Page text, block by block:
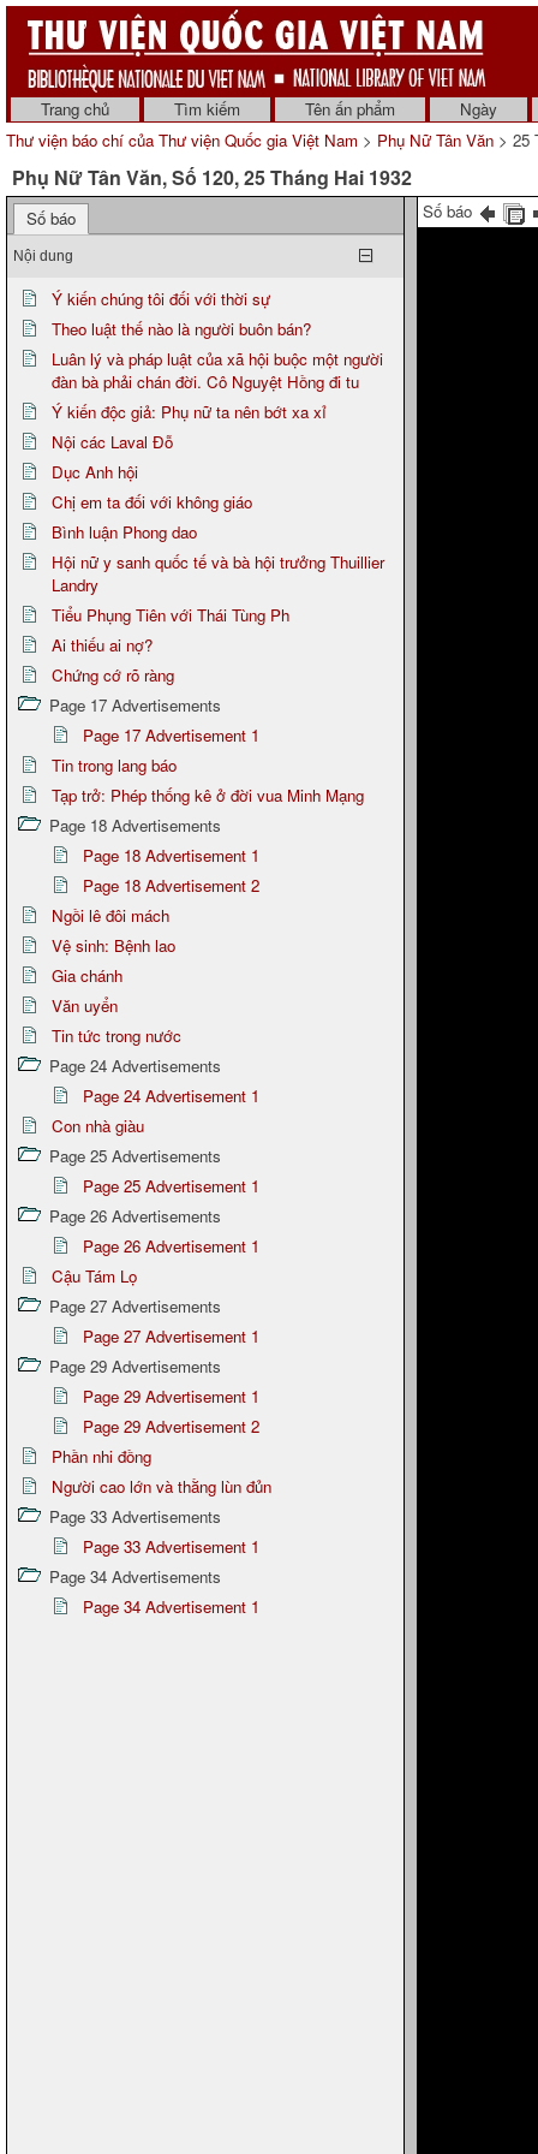
Trang chủ Tìm kiếm Tên ấn phẩm
Ngày
Thư viện báo chí của Thư viện Quốc gia Việt Nam > Phụ Nữ Tân Văn > 25
Phụ Nữ Tân Văn, Số 120, 25 Tháng Hai 1932
Số báo
Nội dung
Ý kiến chúng tôi đối với thời sự
Theo luật thế nào là người buôn bán?
Luân lý và pháp luật của xã hội buộc một người
đàn bà phải chán đời. Cô Nguyệt Hồng đi tu
Ý kiến độc giả: Phụ nữ ta nên bớt xa xỉ
Nội các Laval Đỗ
Dục Anh hội
Chị em ta đối với không giáo
Bình luận Phong dao
Hội nữ y sanh quốc tế và bà hội trưởng Thuillier
Landry
Tiểu Phụng Tiên với Thái Tùng Ph
Ai thiếu ai nợ?
Chứng cớ rõ ràng
Page 17 Advertisements
Page 17 Advertisement 1
Tin trong lang báo
Tạp trở: Phép thống kê ở đời vua Minh Mạng
Page 18 Advertisements
Page 18 Advertisement 1
Page 18 Advertisement 2
Ngồi lê đôi mách
Vệ sinh: Bệnh lao
Gia chánh
Văn uyển
Tin tức trong nước
Page 24 Advertisements
Page 24 Advertisement 1
Con nhà giàu
Page 25 Advertisements
Page 25 Advertisement 1
Page 26 Advertisements
Page 26 Advertisement 1
Cậu Tám Lọ
Page 27 Advertisements
Page 27 Advertisement 1
Page 29 Advertisements
Page 29 Advertisement 1
Page 29 Advertisement 2
Phần nhi đồng
Người cao lớn và thằng lùn đủn
Page 33 Advertisements
Page 33 Advertisement 1
Page 34 Advertisements
Page 34 Advertisement 1
Số báo